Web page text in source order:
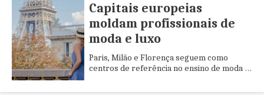
Capitais europeias
moldam profissionais de
moda e luxo
Paris, Milão e Florença seguem como
centros de referência no ensino de moda e